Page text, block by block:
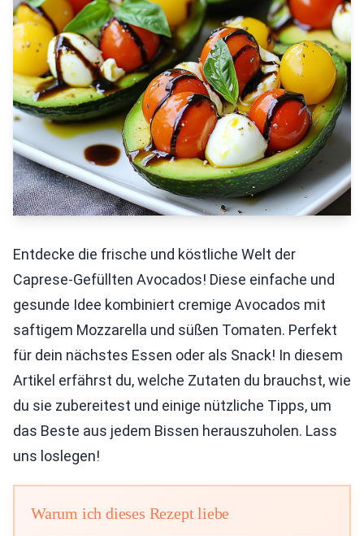
Entdecke die frische und köstliche Welt der
Caprese-Gefüllten Avocados! Diese einfache und
gesunde Idee kombiniert cremige Avocados mit
saftigem Mozzarella und süßen Tomaten. Perfekt
für dein nächstes Essen oder als Snack! In diesem
Artikel erfährst du, welche Zutaten du brauchst, wie
du sie zubereitest und einige nützliche Tipps, um
das Beste aus jedem Bissen herauszuholen. Lass
uns loslegen!
Warum ich dieses Rezept liebe